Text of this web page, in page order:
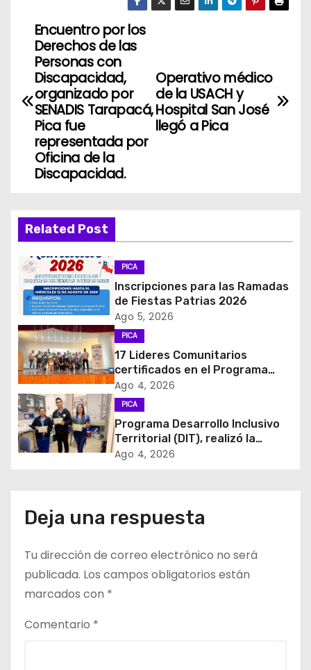
N
v
c
i
ó
n
d
e
e
n
t
d
a
s
Operativo médico
de la USACH y
Hospital San José
llegó a Pica
Encuentro por los
Derechos de las
Personas con
Discapacidad,
organizado por
SENADIS Tarapacá,
Pica fue
representada por
Oficina de la
Discapacidad.
Related Post
PICA
Inscripciones para las Ramadas
de Fiestas Patrias 2026
Ago 5, 2026
PICA
17 Lideres Comunitarios
certificados en el Programa
MÁS AMA
Ago 4, 2026
PICA
Programa Desarrollo Inclusivo
Territorial (DIT), realizó la
entrega de Cajas de Regulación
Ago 4, 2026
Deja una respuesta
Tu dirección de correo electrónico no será
publicada. Los campos obligatorios están
marcados con *
Comentario *